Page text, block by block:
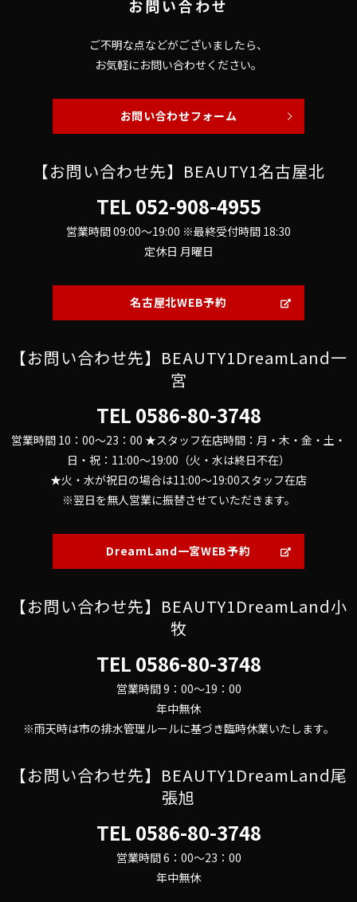
お問い合わせ
ご不明な点などがございましたら、
お気軽にお問い合わせください。
お問い合わせフォーム
【お問い合わせ先】BEAUTY1名古屋北
TEL 052-908-4955
営業時間 09:00～19:00 ※最終受付時間 18:30
定休日 月曜日
名古屋北WEB予約
【お問い合わせ先】BEAUTY1DreamLand一
宮
TEL 0586-80-3748
営業時間 10：00～23：00 ★スタッフ在店時間：月・木・金・土・
日・祝：11:00～19:00（火・水は終日不在）
★火・水が祝日の場合は11:00～19:00スタッフ在店
※翌日を無人営業に振替させていただきます。
DreamLand一宮WEB予約
【お問い合わせ先】BEAUTY1DreamLand小
牧
TEL 0586-80-3748
営業時間 9：00～19：00
年中無休
※雨天時は市の排水管理ルールに基づき臨時休業いたします。
【お問い合わせ先】BEAUTY1DreamLand尾
張旭
TEL 0586-80-3748
営業時間 6：00～23：00
年中無休